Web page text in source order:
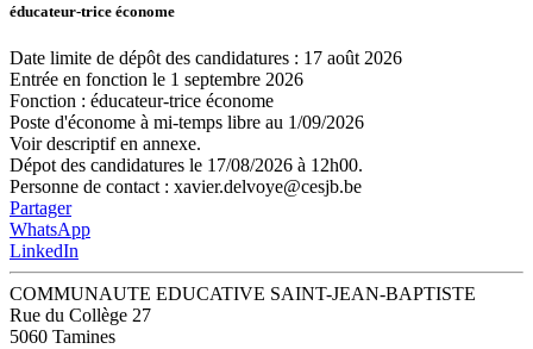
éducateur-trice économe
Date limite de dépôt des candidatures : 17 août 2026
Entrée en fonction le 1 septembre 2026
Fonction : éducateur-trice économe
Poste d'économe à mi-temps libre au 1/09/2026
Voir descriptif en annexe.
Dépot des candidatures le 17/08/2026 à 12h00.
Personne de contact : xavier.delvoye@cesjb.be
Partager
WhatsApp
LinkedIn
COMMUNAUTE EDUCATIVE SAINT-JEAN-BAPTISTE
Rue du Collège 27
5060 Tamines